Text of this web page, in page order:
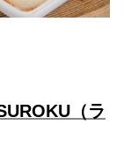
（ラ